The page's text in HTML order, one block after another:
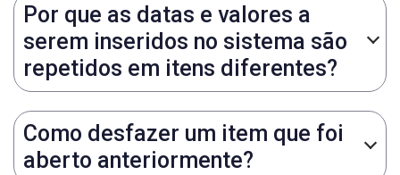
Por que as datas e valores a
serem inseridos no sistema são
repetidos em itens diferentes?
Como desfazer um item que foi
aberto anteriormente?